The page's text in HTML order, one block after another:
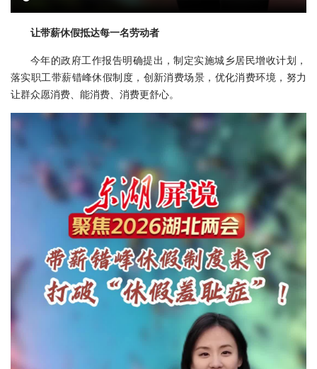
让带薪休假抵达每一名劳动者
今年的政府工作报告明确提出，制定实施城乡居民增收计划，
落实职工带薪错峰休假制度，创新消费场景，优化消费环境，努力
让群众愿消费、能消费、消费更舒心。